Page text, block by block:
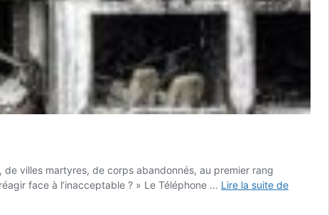
villes martyres, de corps abandonnés, au premier rang
face à l’inacceptable ? » Le Téléphone … Lire la suite de#15